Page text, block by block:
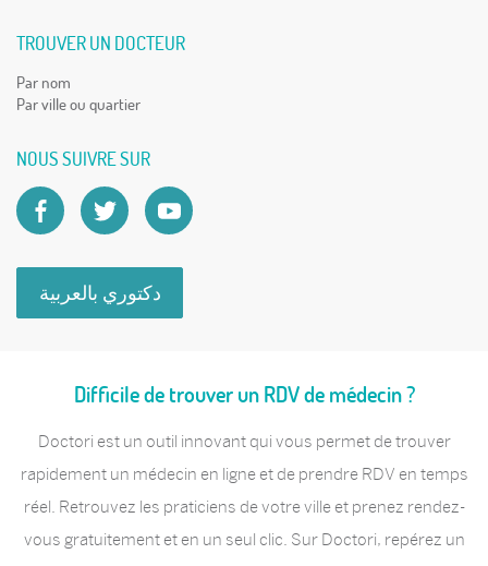
TROUVER UN DOCTEUR
Par nom
Par ville ou quartier
NOUS SUIVRE SUR
دكتوري بالعربية
Difficile de trouver un RDV de médecin ?
Doctori est un outil innovant qui vous permet de trouver
rapidement un médecin en ligne et de prendre RDV en temps
réel. Retrouvez les praticiens de votre ville et prenez rendez-
vous gratuitement et en un seul clic. Sur Doctori, repérez un